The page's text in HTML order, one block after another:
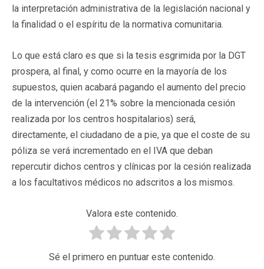
la interpretación administrativa de la legislación nacional y
la finalidad o el espíritu de la normativa comunitaria.
Lo que está claro es que si la tesis esgrimida por la DGT
prospera, al final, y como ocurre en la mayoría de los
supuestos, quien acabará pagando el aumento del precio
de la intervención (el 21% sobre la mencionada cesión
realizada por los centros hospitalarios) será,
directamente, el ciudadano de a pie, ya que el coste de su
póliza se verá incrementado en el IVA que deban
repercutir dichos centros y clínicas por la cesión realizada
a los facultativos médicos no adscritos a los mismos.
Valora este contenido.
Sé el primero en puntuar este contenido.